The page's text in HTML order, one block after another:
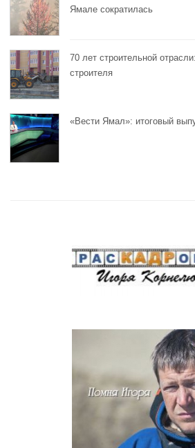
Ямале сократилась
70 лет строительной
строителя
«Вести Ямал»: итоговый